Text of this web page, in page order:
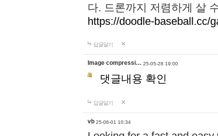
다. 드론까지 저렴하게 살
https://doodle-baseball.cc/
답글달기
Image compressi… 25-05-28 19:00
댓글내용 확인
답글달기
vb 25-06-01 10:34